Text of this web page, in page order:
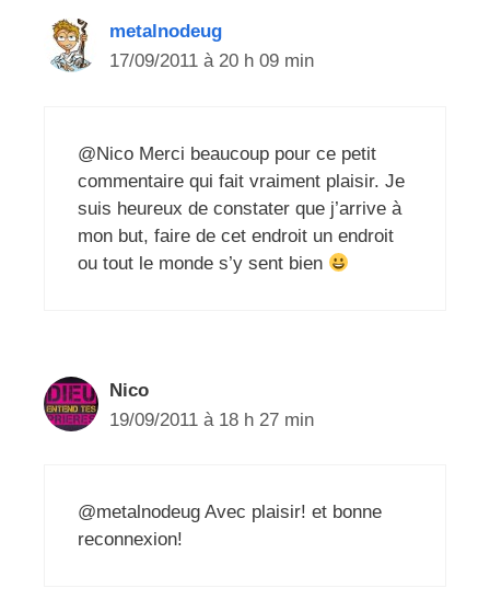
metalnodeug
17/09/2011 à 20 h 09 min
@Nico Merci beaucoup pour ce petit
commentaire qui fait vraiment plaisir. Je
suis heureux de constater que j’arrive à
mon but, faire de cet endroit un endroit
ou tout le monde s’y sent bien
Nico
19/09/2011 à 18 h 27 min
@metalnodeug Avec plaisir! et bonne
reconnexion!